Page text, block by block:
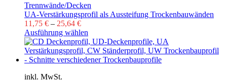
Trennwände/Decken
UA-Verstärkungsprofil als Aussteifung Trockenbauwänden
11,75 € – 25,64 €
Ausführung wählen
inkl. MwSt.